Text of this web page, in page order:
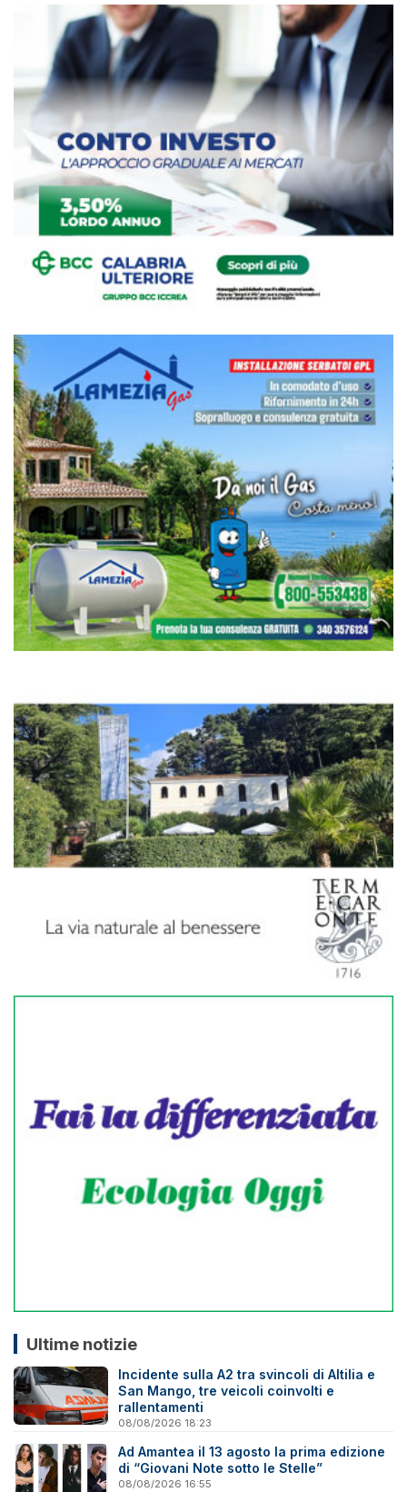
Ultime notizie
Incidente sulla A2 tra svincoli di Altilia e
San Mango, tre veicoli coinvolti e
rallentamenti
08/08/2026 18:23
Ad Amantea il 13 agosto la prima edizione
di “Giovani Note sotto le Stelle”
08/08/2026 16:55